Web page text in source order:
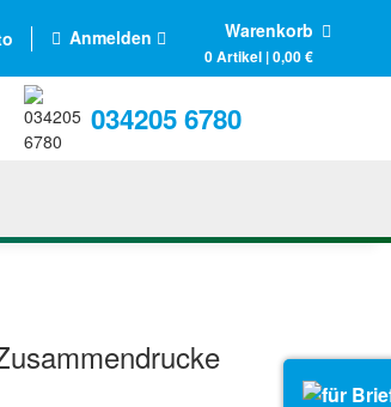
Anmelden Warenkorb
0 Artikel | 0,00 €
034205 6780